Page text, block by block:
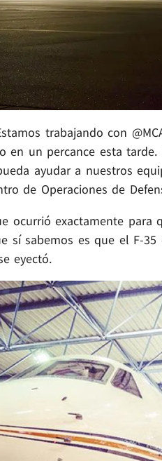
trabajando con
en un percance esta
ayudar a nuestros
de Operaciones de
ocurrió exactamente
sí sabemos es que el F-
eyectó.